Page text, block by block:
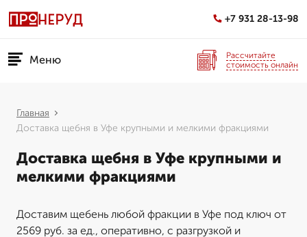
+7 931 28-13-98
Меню
Рассчитайте
стоимость онлайн
Главная
Доставка щебня в Уфе крупными и мелкими фракциями
Доставка щебня в Уфе крупными и
мелкими фракциями
Доставим щебень любой фракции в Уфе под ключ от
2569 руб. за ед., оперативно, с разгрузкой и